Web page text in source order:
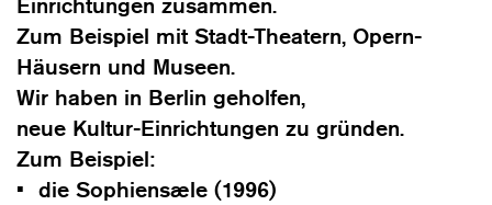
Zum Beispiel mit Stadt-Theatern, Opern-
Häusern und Museen.
Wir haben in Berlin geholfen,
neue Kultur-Einrichtungen zu gründen.
Zum Beispiel:
die Sophiensæle (1996)